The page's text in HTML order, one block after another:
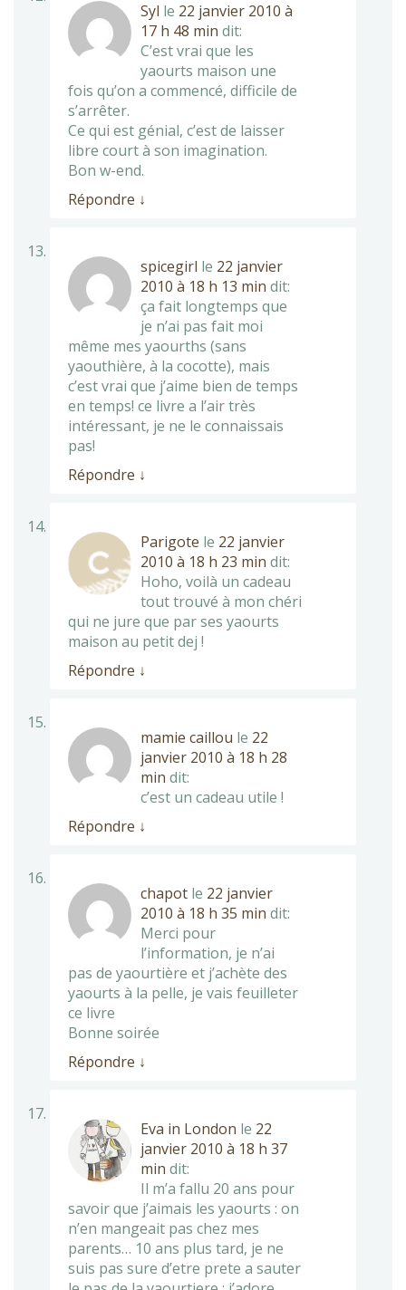
Syl le 22 janvier 2010 à
17 h 48 min dit:
C’est vrai que les
yaourts maison une
fois qu’on a commencé, difficile de
s’arrêter.
Ce qui est génial, c’est de laisser
libre court à son imagination.
Bon w-end.
Répondre ↓
spicegirl le 22 janvier
2010 à 18 h 13 min dit:
ça fait longtemps que
je n’ai pas fait moi
même mes yaourths (sans
yaouthière, à la cocotte), mais
c’est vrai que j’aime bien de temps
en temps! ce livre a l’air très
intéressant, je ne le connaissais
pas!
Répondre ↓
Parigote le 22 janvier
2010 à 18 h 23 min dit:
Hoho, voilà un cadeau
tout trouvé à mon chéri
qui ne jure que par ses yaourts
maison au petit dej !
Répondre ↓
mamie caillou le 22
janvier 2010 à 18 h 28
min dit:
c’est un cadeau utile !
Répondre ↓
chapot le 22 janvier
2010 à 18 h 35 min dit:
Merci pour
l’information, je n’ai
pas de yaourtière et j’achète des
yaourts à la pelle, je vais feuilleter
ce livre
Bonne soirée
Répondre ↓
Eva in London le 22
janvier 2010 à 18 h 37
min dit:
Il m’a fallu 20 ans pour
savoir que j’aimais les yaourts : on
n’en mangeait pas chez mes
parents… 10 ans plus tard, je ne
suis pas sure d’etre prete a sauter